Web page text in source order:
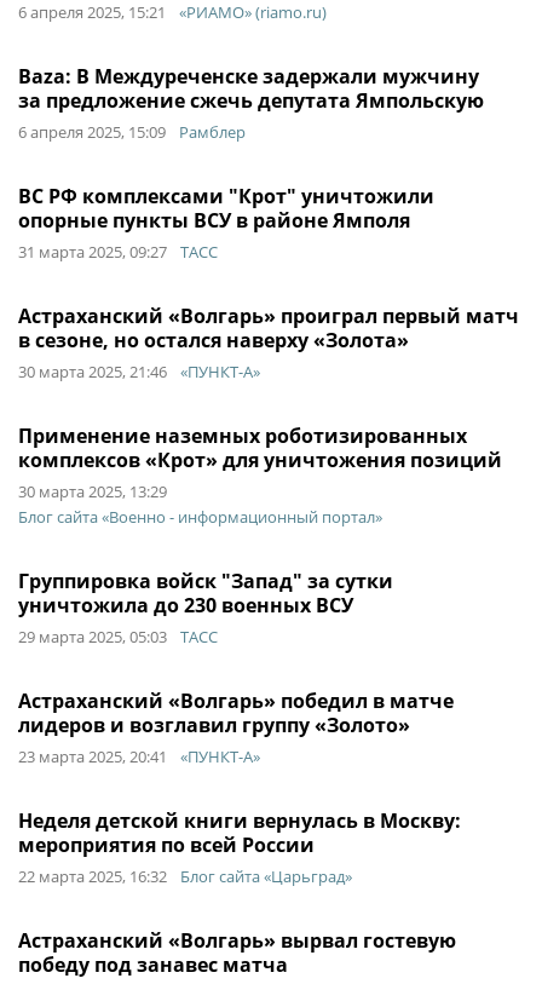
6 апреля 2025, 15:21 «РИАМО» (riamo.ru)
Baza: В Междуреченске задержали мужчину
за предложение сжечь депутата Ямпольскую
6 апреля 2025, 15:09 Рамблер
ВС РФ комплексами "Крот" уничтожили
опорные пункты ВСУ в районе Ямполя
31 марта 2025, 09:27 ТАСС
Астраханский «Волгарь» проиграл первый матч
в сезоне, но остался наверху «Золота»
30 марта 2025, 21:46 «ПУНКТ-А»
Применение наземных роботизированных
комплексов «Крот» для уничтожения позиций
30 марта 2025, 13:29
Блог сайта «Военно - информационный портал»
Группировка войск "Запад" за сутки
уничтожила до 230 военных ВСУ
29 марта 2025, 05:03 ТАСС
Астраханский «Волгарь» победил в матче
лидеров и возглавил группу «Золото»
23 марта 2025, 20:41 «ПУНКТ-А»
Неделя детской книги вернулась в Москву:
мероприятия по всей России
22 марта 2025, 16:32 Блог сайта «Царьград»
Астраханский «Волгарь» вырвал гостевую
победу под занавес матча